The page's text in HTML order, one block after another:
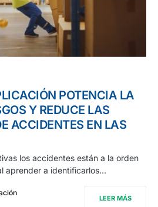
POTENCIA LA
Y REDUCE LAS
ACCIDENTES EN LAS
los accidentes están a la orden
aprender a identificarlos…
LEER MÁS